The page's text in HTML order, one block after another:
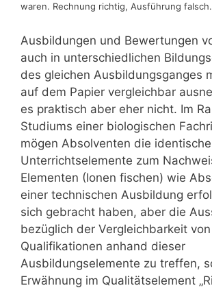
waren. Rechnung richtig, Ausführung falsch.
Ausbildungen und Bewertungen
auch in unterschiedlichen
des gleichen Ausbildungsganges
auf dem Papier vergleichbar
es praktisch aber eher nicht. Im
Studiums einer biologischen
mögen Absolventen die
Unterrichtselemente zum
Elementen (Ionen fischen) wie
einer technischen Ausbildung
sich gebracht haben, aber die
bezüglich der Vergleichbarkeit von
Qualifikationen anhand dieser
Ausbildungselemente zu treffen,
Erwähnung im Qualitätselement